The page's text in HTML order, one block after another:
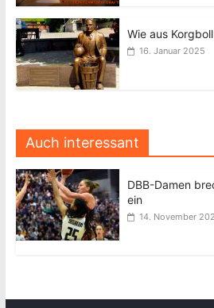
Wie aus
16. Januar 2025
Auch interessant
DBB-Damen
ein
14. November